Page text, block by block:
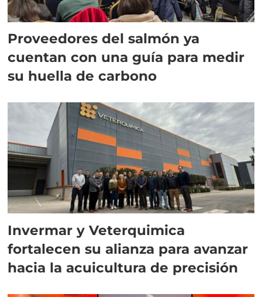
Proveedores del salmón ya
cuentan con una guía para medir
su huella de carbono
Invermar y Veterquimica
fortalecen su alianza para avanzar
hacia la acuicultura de precisión